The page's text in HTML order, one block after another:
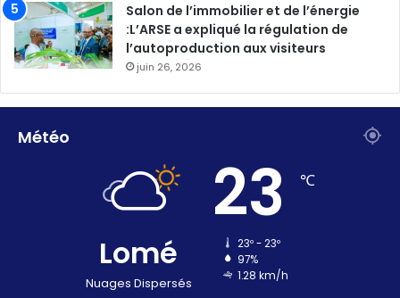
Salon de l’immobilier et de l’énergie
:L’ARSE a expliqué la régulation de
l’autoproduction aux visiteurs
juin 26, 2026
Météo
Lomé
Nuages Dispersés
23 ℃
23º - 23º
97%
1.28 km/h